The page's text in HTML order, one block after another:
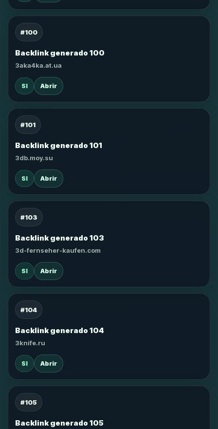
#100
Backlink generado 100
3aka4ka.at.ua
SI Abrir
#101
Backlink generado 101
3db.moy.su
SI Abrir
#103
Backlink generado 103
3d-fernseher-kaufen.com
SI Abrir
#104
Backlink generado 104
3knife.ru
SI Abrir
#105
Backlink generado 105